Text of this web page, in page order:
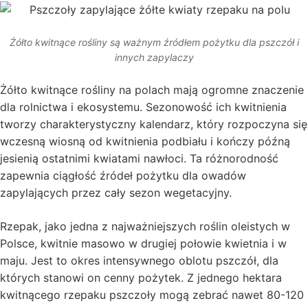
Żółto kwitnące rośliny są ważnym źródłem pożytku dla pszczół i
innych zapylaczy
Żółto kwitnące rośliny na polach mają ogromne znaczenie
dla rolnictwa i ekosystemu. Sezonowość ich kwitnienia
tworzy charakterystyczny kalendarz, który rozpoczyna się
wczesną wiosną od kwitnienia podbiału i kończy późną
jesienią ostatnimi kwiatami nawłoci. Ta różnorodność
zapewnia ciągłość źródeł pożytku dla owadów
zapylających przez cały sezon wegetacyjny.
Rzepak, jako jedna z najważniejszych roślin oleistych w
Polsce, kwitnie masowo w drugiej połowie kwietnia i w
maju. Jest to okres intensywnego oblotu pszczół, dla
których stanowi on cenny pożytek. Z jednego hektara
kwitnącego rzepaku pszczoły mogą zebrać nawet 80-120